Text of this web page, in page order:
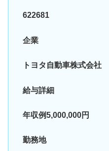
622681
企業
トヨタ自動車株式会社
給与詳細
年収例5,000,000円
勤務地